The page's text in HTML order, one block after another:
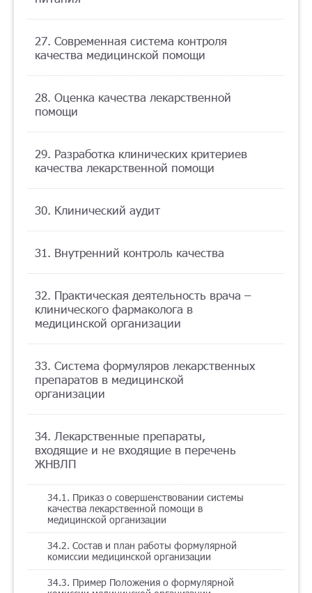
27. Современная система контроля
качества медицинской помощи
28. Оценка качества лекарственной
помощи
29. Разработка клинических критериев
качества лекарственной помощи
30. Клинический аудит
31. Внутренний контроль качества
32. Практическая деятельность врача –
клинического фармаколога в
медицинской организации
33. Система формуляров лекарственных
препаратов в медицинской
организации
34. Лекарственные препараты,
входящие и не входящие в перечень
ЖНВЛП
34.1. Приказ о совершенствовании системы
качества лекарственной помощи в
медицинской организации
34.2. Состав и план работы формулярной
комиссии медицинской организации
34.3. Пример Положения о формулярной